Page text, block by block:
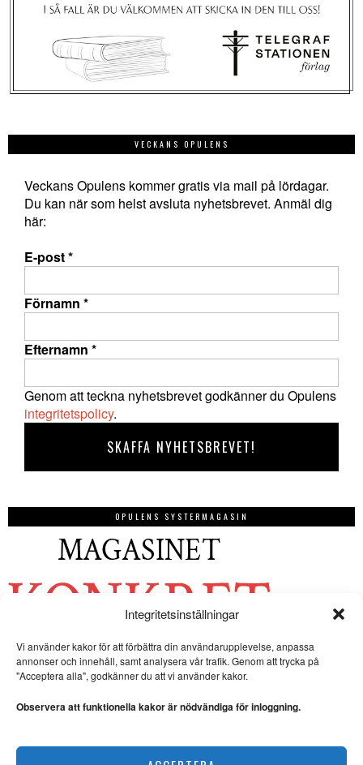
Integritetsinställningar
Vi använder kakor för att förbättra din användarupplevelse, anpassa
annonser och innehåll, samt analysera vår trafik. Genom att trycka på
"Acceptera alla", godkänner du att vi använder kakor.
Observera att funktionella kakor är nödvändiga för inloggning.
VECKANS OPULENS
Veckans Opulens kommer gratis via mail på lördagar.
Du kan när som helst avsluta nyhetsbrevet. Anmäl dig
här:
E-post*
Förnamn *
Efternamn *
Genom att teckna nyhetsbrevet godkänner du Opulens
integritetspolicy.
OPULENS SYSTERMAGASIN